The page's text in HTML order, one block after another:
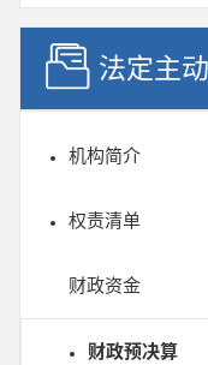
法定主
机构简介
权责清单
财政资金
财政预决算